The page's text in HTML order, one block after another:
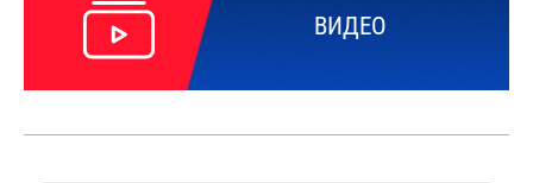
ВИДЕО